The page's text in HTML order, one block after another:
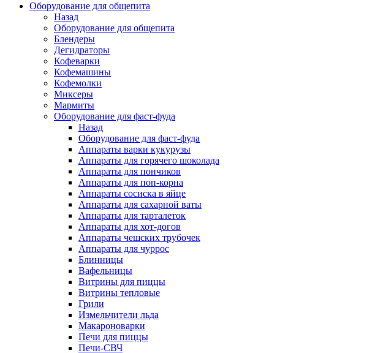
Оборудование для общепита
Назад
Оборудование для общепита
Блендеры
Дегидраторы
Кофеварки
Кофемашины
Кофемолки
Миксеры
Мармиты
Оборудование для фаст-фуда
Назад
Оборудование для фаст-фуда
Аппараты варки кукурузы
Аппараты для горячего шоколада
Аппараты для пончиков
Аппараты для поп-корна
Аппараты сосиска в яйце
Аппараты для сахарной ваты
Аппараты для тарталеток
Аппараты для хот-догов
Аппараты чешских трубочек
Аппараты для чуррос
Блинницы
Вафельницы
Витрины для пиццы
Витрины тепловые
Грили
Измельчители льда
Макароноварки
Печи для пиццы
Печи-СВЧ